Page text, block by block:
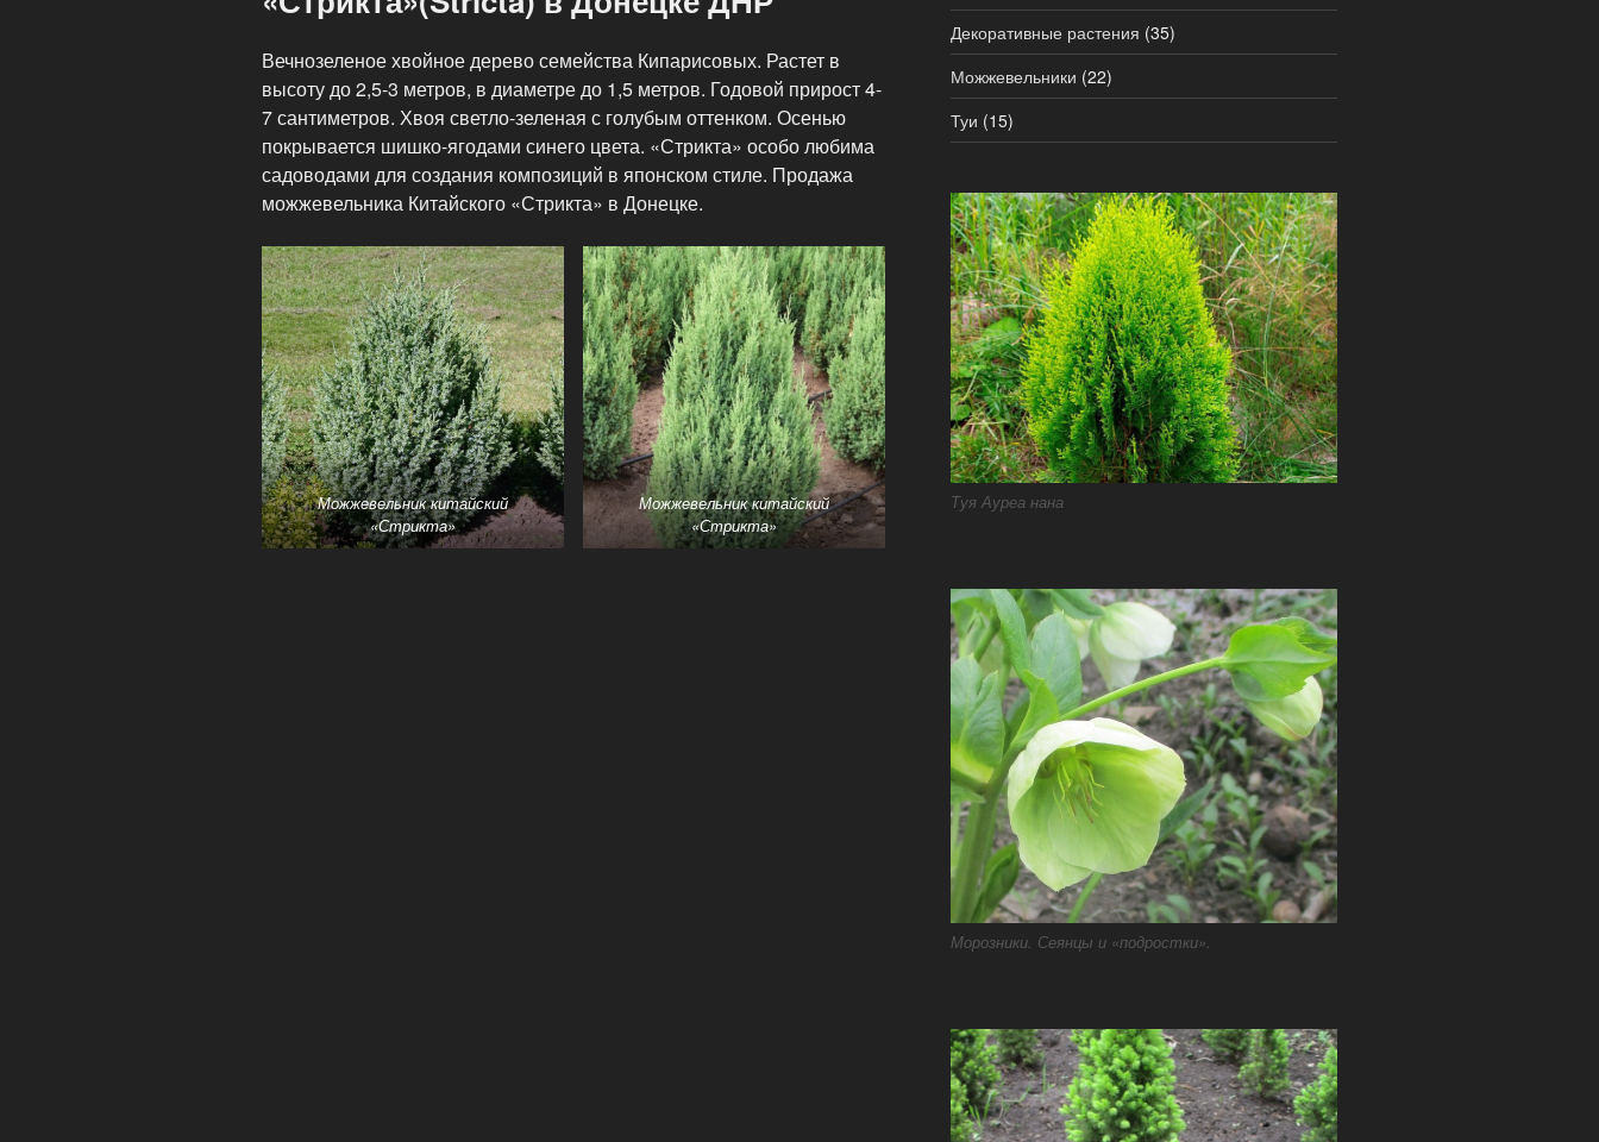
Вечнозеленое хвойное дерево семейства Кипарисовых. Растет в
высоту до 2,5-3 метров, в диаметре до 1,5 метров. Годовой прирост 4-
7 сантиметров. Хвоя светло-зеленая с голубым оттенком. Осенью
покрывается шишко-ягодами синего цвета. «Стрикта» особо любима
садоводами для создания композиций в японском стиле. Продажа
можжевельника Китайского «Стрикта» в Донецке.
Можжевельник китайский
«Стрикта»
Можжевельник китайский
«Стрикта»
Декоративные растения (35)
Можжевельники (22)
Туи (15)
Туя Ауреа нана
Морозники. Сеянцы и «подростки».